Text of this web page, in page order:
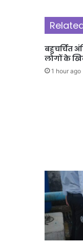
बहुचर्चित
लोगों के
1 hour ago